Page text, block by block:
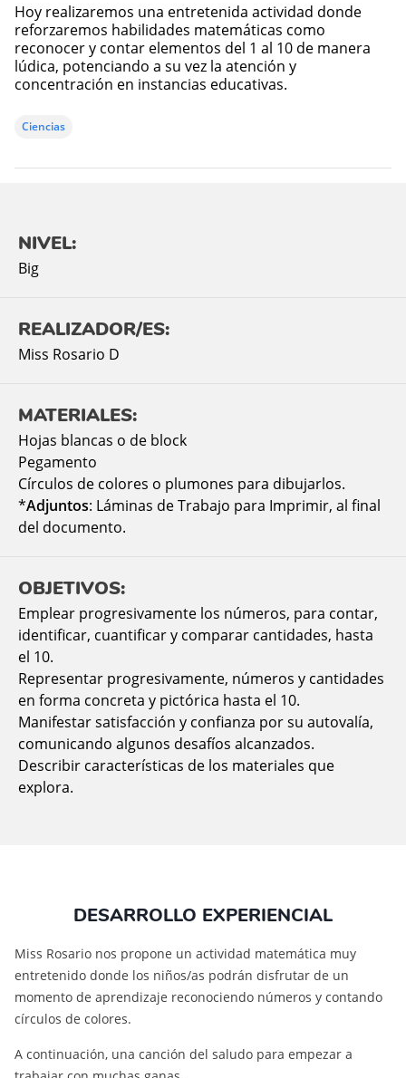
Hoy realizaremos una entretenida actividad donde
reforzaremos habilidades matemáticas como
reconocer y contar elementos del 1 al 10 de manera
lúdica, potenciando a su vez la atención y
concentración en instancias educativas.
Ciencias
NIVEL:
Big
REALIZADOR/ES:
Miss Rosario D
MATERIALES:
Hojas blancas o de block
Pegamento
Círculos de colores o plumones para dibujarlos.
*Adjuntos: Láminas de Trabajo para Imprimir, al final
del documento.
OBJETIVOS:
Emplear progresivamente los números, para contar,
identificar, cuantificar y comparar cantidades, hasta
el 10.
Representar progresivamente, números y cantidades
en forma concreta y pictórica hasta el 10.
Manifestar satisfacción y confianza por su autovalía,
comunicando algunos desafíos alcanzados.
Describir características de los materiales que
explora.
DESARROLLO EXPERIENCIAL
Miss Rosario nos propone un actividad matemática muy
entretenido donde los niños/as podrán disfrutar de un
momento de aprendizaje reconociendo números y contando
círculos de colores.
A continuación, una canción del saludo para empezar a